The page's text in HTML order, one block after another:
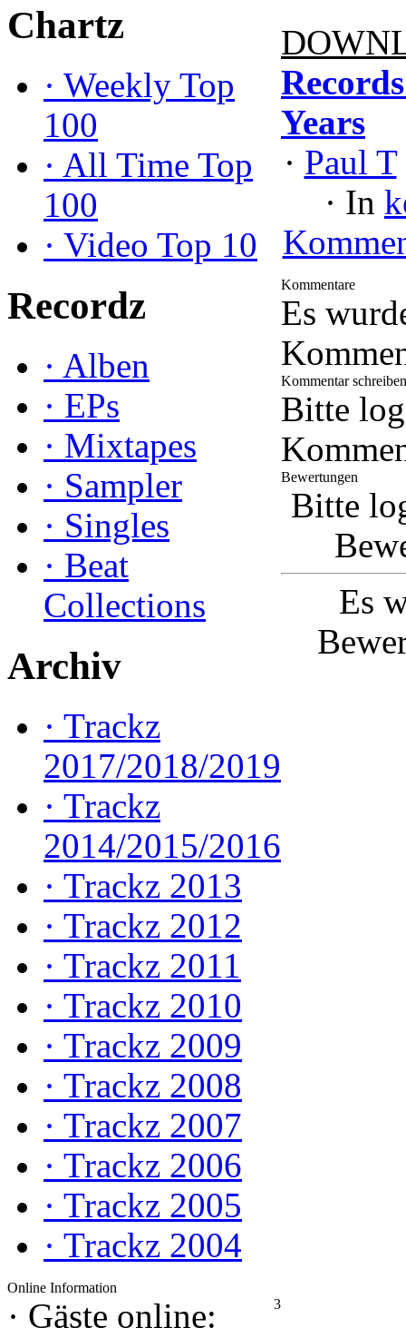
Chartz
· Weekly Top
100
· All Time Top
100
· Video Top 10
Recordz
· Alben
· EPs
· Mixtapes
· Sampler
· Singles
· Beat
Collections
Archiv
· Trackz
2017/2018/2019
· Trackz
2014/2015/2016
· Trackz 2013
· Trackz 2012
· Trackz 2011
· Trackz 2010
· Trackz 2009
· Trackz 2008
· Trackz 2007
· Trackz 2006
· Trackz 2005
· Trackz 2004
Online Information
· Gäste online: 3
Years
· Paul T
· In
Kommentare
Es
Kommentar schreiben
Bitte
Bewertungen
Bitte
Es